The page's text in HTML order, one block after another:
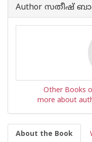
Author സതീഷ്
Other
more about
About the Book